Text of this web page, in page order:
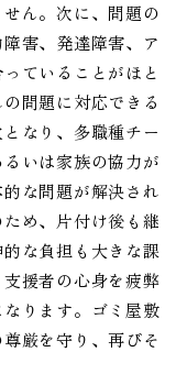
ん。次に、問題の
害、発達障害、ア
ていることがほと
問題に対応できる
なり、多職種チー
いは家族の協力が
な問題が解決され
め、片付け後も継
な負担も大きな課
援者の心身を疲弊
ります。ゴミ屋敷
厳を守り、再びそ